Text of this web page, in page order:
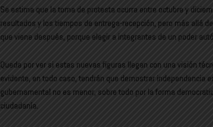
Se estima que la toma de protesta ocurra entre octubre y
resultados y los tiempos de entrega-recepción, pero más allá
que viene después, porque elegir a integrantes de un poder
Queda por ver si estas nuevas figuras llegan con una visión
evidente, en todo caso, tendrán que demostrar independencia
gubernamental no es menor, sobre todo por la forma
ciudadanía.